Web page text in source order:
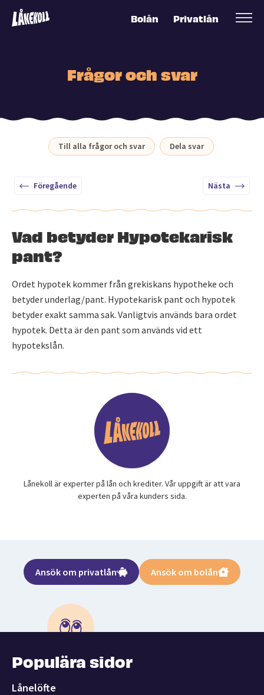
Bolån Privatlån
Frågor och svar
Till alla frågor och svar Dela svar
Föregående Nästa
Vad betyder Hypotekarisk
pant?
Ordet hypotek kommer från grekiskans hypotheke och
betyder underlag/pant. Hypotekarisk pant och hypotek
betyder exakt samma sak. Vanligtvis används bara ordet
hypotek. Detta är den pant som används vid ett
hypotekslån.
Lånekoll är experter på lån och krediter. Vår uppgift är att vara
experten på våra kunders sida.
Ansök om privatlån Ansök om bolån
Populära sidor
Lånelöfte